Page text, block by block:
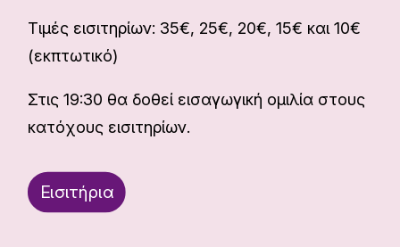
Τιμές εισιτηρίων: 35€, 25€, 20€, 15€ και 10€
(εκπτωτικό)
Στις 19:30 θα δοθεί εισαγωγική ομιλία στους
κατόχους εισιτηρίων.
Εισιτήρια